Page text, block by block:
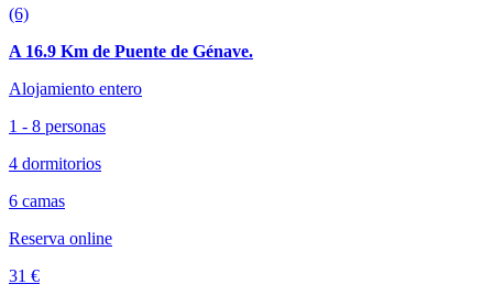
(6)
A 16.9 Km de Puente de Génave.
Alojamiento entero
1 - 8 personas
4 dormitorios
6 camas
Reserva online
31 €